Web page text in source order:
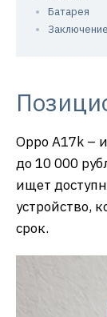
Батарея
Заключение
Oppo A17k –
до 10 000
ищет
устройство,
срок.